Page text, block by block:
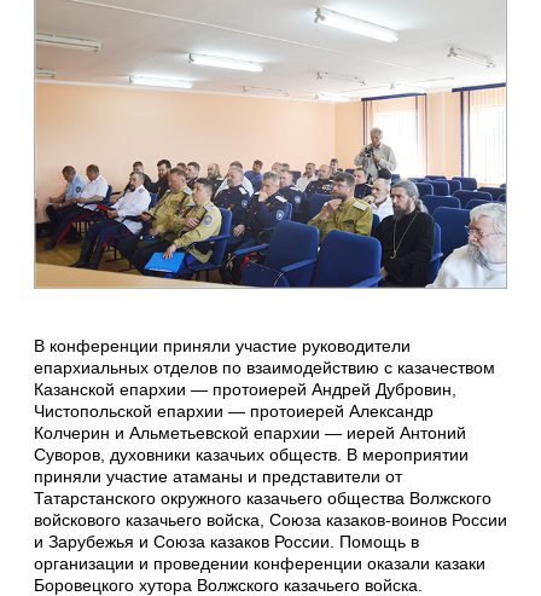
В конференции приняли участие руководители
епархиальных отделов по взаимодействию с казачеством
Казанской епархии — протоиерей Андрей Дубровин,
Чистопольской епархии — протоиерей Александр
Колчерин и Альметьевской епархии — иерей Антоний
Суворов, духовники казачьих обществ. В мероприятии
приняли участие атаманы и представители от
Татарстанского окружного казачьего общества Волжского
войскового казачьего войска, Союза казаков-воинов России
и Зарубежья и Союза казаков России. Помощь в
организации и проведении конференции оказали казаки
Боровецкого хутора Волжского казачьего войска.